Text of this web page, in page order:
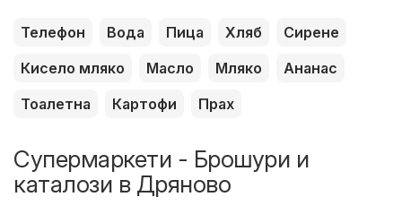
Телефон Вода Пица Хляб
Сирене
Кисело мляко
Масло Мляко
Ананас
Тоалетна
Картофи Прах
Супермаркети - Брошури и
каталози в Дряново